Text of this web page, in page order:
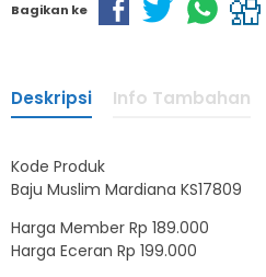
Bagikan ke
Deskripsi Info Tambahan
Kode Produk
Baju Muslim Mardiana KS17809
Harga Member Rp 189.000
Harga Eceran Rp 199.000